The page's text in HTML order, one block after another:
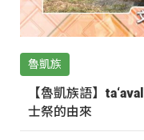
魯凱族
【魯凱族語】
士祭的由來